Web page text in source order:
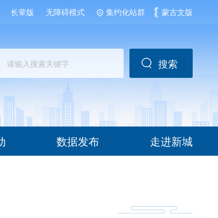
长辈版 无障碍模式 集约化站群 蒙古文版
搜索
数据发布 走进新城